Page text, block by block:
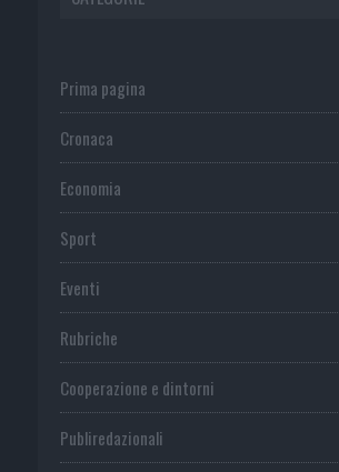
Prima pagina
Cronaca
Economia
Sport
Eventi
Rubriche
Cooperazione e dintorni
Publiredazionali